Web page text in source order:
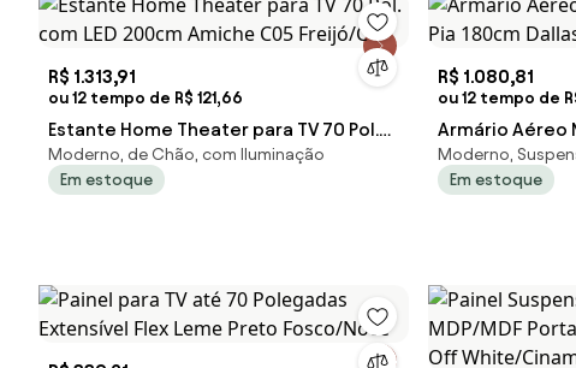
R$ 1.313,91
ou 12 tempo de R$ 121,66
Estante Home Theater para TV 70 Pol.
com LED 200cm Amiche C05 Freijó/C
Moderno, de Chão, com Iluminação
Em estoque
R$ 1.080,81
ou 12 tempo de
Armário Aéreo
Pia 180cm
Moderno,
Em estoque